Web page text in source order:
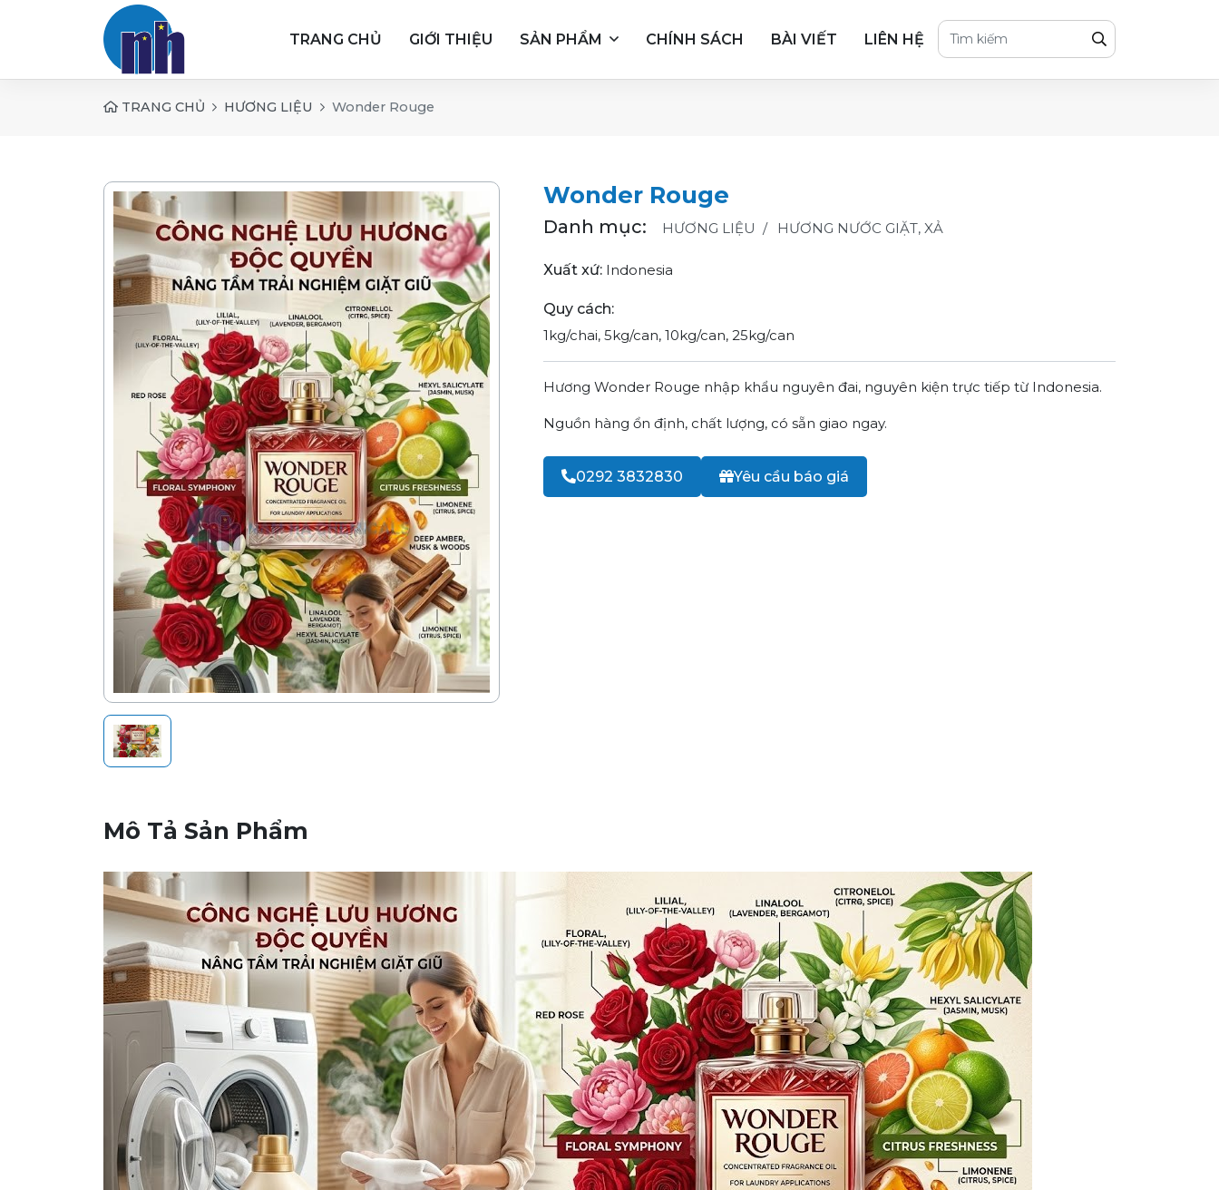
TRANG CHỦ GIỚI THIỆU SẢN PHẨM CHÍNH SÁCH BÀI VIẾT LIÊN HỆ
TRANG CHỦ HƯƠNG LIỆU Wonder Rouge
Wonder Rouge
Danh mục: HƯƠNG LIỆU HƯƠNG NƯỚC GIẶT, XẢ
Xuất xứ: Indonesia
Quy cách:
1kg/chai, 5kg/can, 10kg/can, 25kg/can
Hương Wonder Rouge nhập khẩu nguyên đai, nguyên kiện trực tiếp từ Indonesia.
Nguồn hàng ổn định, chất lượng, có sẵn giao ngay.
0292 3832830 Yêu cầu báo giá
Mô Tả Sản Phẩm